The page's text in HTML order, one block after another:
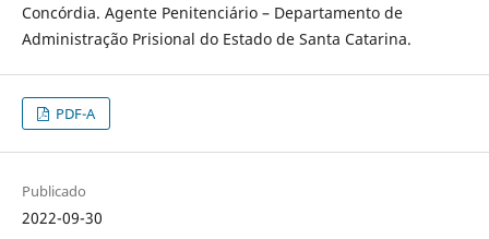
Concórdia. Agente Penitenciário – Departamento de
Administração Prisional do Estado de Santa Catarina.
PDF-A
Publicado
2022-09-30